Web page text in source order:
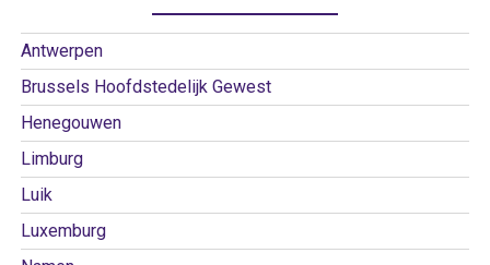
Antwerpen
Brussels Hoofdstedelijk Gewest
Henegouwen
Limburg
Luik
Luxemburg